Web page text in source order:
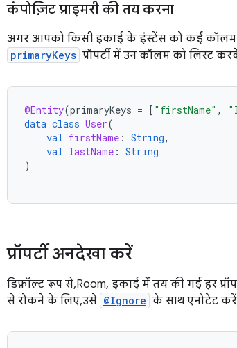
कंपोज़िट प्राइमरी की तय करना
अगर आपको किसी इकाई के इंस्टेंस को कई कॉलम
primaryKeys प्रॉपर्टी में उन कॉलम को लिस्ट
@Entity(primaryKeys = [ "firstName" ,
data class User(
val firstName : String,
val lastName : String
)
प्रॉपर्टी अनदेखा करें
डिफ़ॉल्ट रूप से, Room, इकाई में तय की गई हर
से रोकने के लिए, उसे @Ignore के साथ एनोटेट